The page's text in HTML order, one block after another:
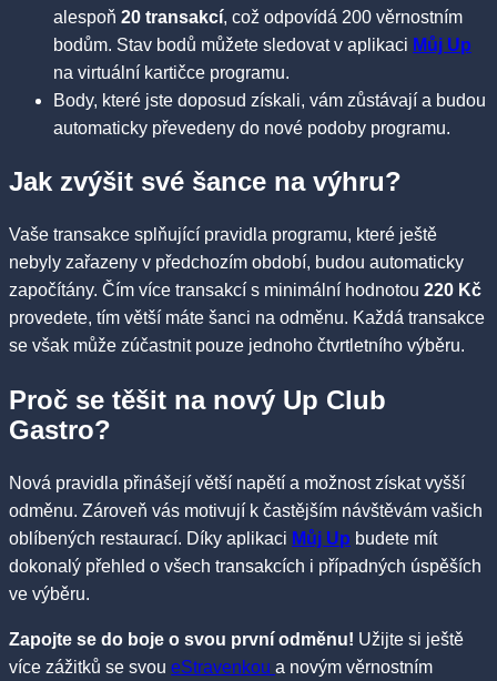
alespoň 20 transakcí, což odpovídá 200 věrnostním
bodům. Stav bodů můžete sledovat v aplikaci Můj Up
na virtuální kartičce programu.
Body, které jste doposud získali, vám zůstávají a budou
automaticky převedeny do nové podoby programu.
Jak zvýšit své šance na výhru?
Vaše transakce splňující pravidla programu, které ještě
nebyly zařazeny v předchozím období, budou automaticky
započítány. Čím více transakcí s minimální hodnotou 220 Kč
provedete, tím větší máte šanci na odměnu. Každá transakce
se však může zúčastnit pouze jednoho čtvrtletního výběru.
Proč se těšit na nový Up Club
Gastro?
Nová pravidla přinášejí větší napětí a možnost získat vyšší
odměnu. Zároveň vás motivují k častějším návštěvám vašich
oblíbených restaurací. Díky aplikaci Můj Up budete mít
dokonalý přehled o všech transakcích i případných úspěších
ve výběru.
Zapojte se do boje o svou první odměnu! Užijte si ještě
více zážitků se svou eStravenkou a novým věrnostním